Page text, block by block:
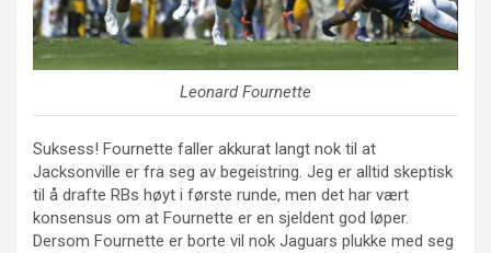
Leonard Fournette
Suksess! Fournette faller akkurat langt nok til at
Jacksonville er fra seg av begeistring. Jeg er alltid skeptisk
til å drafte RBs høyt i første runde, men det har vært
konsensus om at Fournette er en sjeldent god løper.
Dersom Fournette er borte vil nok Jaguars plukke med seg